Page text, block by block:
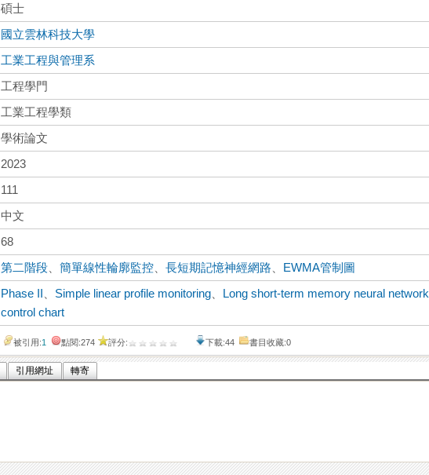
碩士
國立雲林科技大學
工業工程與管理系
工程學門
工業工程學類
學術論文
2023
111
中文
68
第二階段 、簡單線性輪廓監控 、長短期記憶神經網路
EWMA管制圖
Phase II Simple linear profile monitoring Long short-term memory neural network
control chart
被引用:1 點閱:274 評分: 下載:44 書目收藏:0
引用網址 轉寄